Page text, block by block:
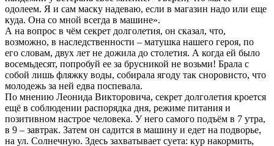
одолеем. Я и сам маску надеваю, если в магазин надо или еще
куда. Она со мной всегда в машине».
А на вопрос в чём секрет долголетия, он сказал, что,
возможно, в наследственности – матушка нашего героя, по
его словам, двух лет не дожила до столетия. А когда ей было
восемьдесят, попробуй ее за брусникой не возьми! Брала с
собой лишь фляжку воды, собирала ягоду так сноровисто, что
молодежь за ней едва поспевала.
По мнению Леонида Викторовича, секрет долголетия кроется
ещё в соблюдении распорядка дня, режиме питания и
позитивном настрое человека. У него самого подъём в 7 утра,
в 9 – завтрак. Затем он садится в машину и едет на подворье,
на ул. Солнечную. Здесь захватывает суета: кур накормить,